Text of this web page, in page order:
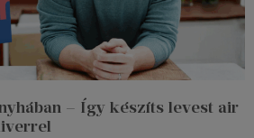
– Így készíts levest air